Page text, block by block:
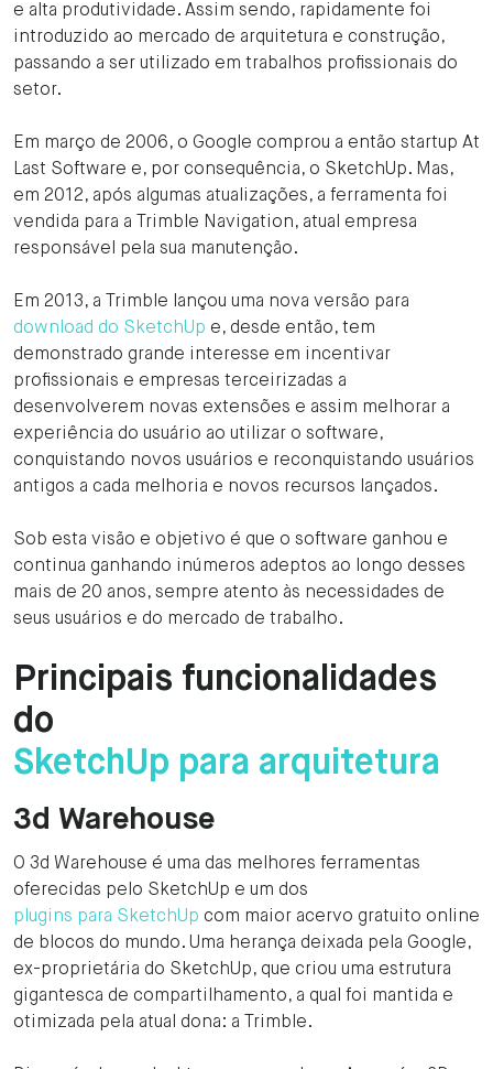
e alta produtividade. Assim sendo, rapidamente foi
introduzido ao mercado de arquitetura e construção,
passando a ser utilizado em trabalhos profissionais do
setor.
Em março de 2006, o Google comprou a então startup At
Last Software e, por consequência, o SketchUp. Mas,
em 2012, após algumas atualizações, a ferramenta foi
vendida para a Trimble Navigation, atual empresa
responsável pela sua manutenção.
Em 2013, a Trimble lançou uma nova versão para
download do SketchUp e, desde então, tem
demonstrado grande interesse em incentivar
profissionais e empresas terceirizadas a
desenvolverem novas extensões e assim melhorar a
experiência do usuário ao utilizar o software,
conquistando novos usuários e reconquistando usuários
antigos a cada melhoria e novos recursos lançados.
Sob esta visão e objetivo é que o software ganhou e
continua ganhando inúmeros adeptos ao longo desses
mais de 20 anos, sempre atento às necessidades de
seus usuários e do mercado de trabalho.
Principais funcionalidades
do
SketchUp para arquitetura
‍3d Warehouse
O 3d Warehouse é uma das melhores ferramentas
oferecidas pelo SketchUp e um dos
plugins para SketchUp com maior acervo gratuito online
de blocos do mundo. Uma herança deixada pela Google,
ex-proprietária do SketchUp, que criou uma estrutura
gigantesca de compartilhamento, a qual foi mantida e
otimizada pela atual dona: a Trimble.